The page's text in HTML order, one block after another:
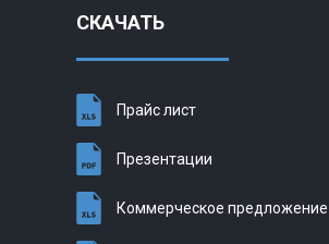
СКАЧАТЬ
Прайс лист
Презентации
Коммерческое предложение